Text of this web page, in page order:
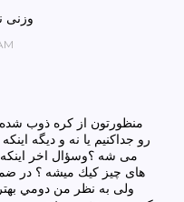
وزنی
منظورتون از كره ذوب
رو جداكنيم يا نه و ديگه
مى شه ؟وسؤال اخر اينكه
هاى چيز كيك ميشه ؟ در
ولى به نظر من دومي